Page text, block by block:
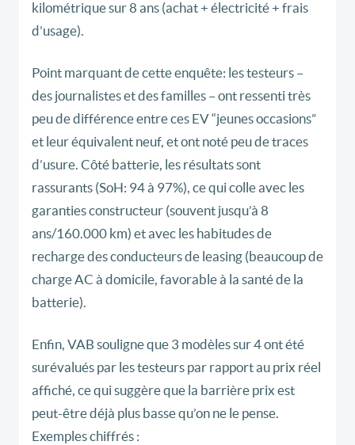
kilométrique sur 8 ans (achat + électricité + frais
d’usage).
Point marquant de cette enquête: les testeurs –
des journalistes et des familles – ont ressenti très
peu de différenceentre ces EV “jeunes occasions”
et leur équivalent neuf, et ont noté peu de traces
d’usure. Côté batterie, les résultats sont
rassurants (SoH: 94 à 97%), ce qui colle avec les
garanties constructeur (souvent jusqu’à 8
ans/160.000 km) et avec les habitudes de
recharge des conducteurs de leasing (beaucoup de
chargeAC à domicile, favorable à la santé de la
batterie).
Enfin, VAB souligne que 3 modèles sur 4ont été
surévalués par les testeurs par rapport au prix réel
affiché, ce qui suggère que la barrière prix est
peut-être déjà plus basse qu’on ne le pense.
Exemples chiffrés :